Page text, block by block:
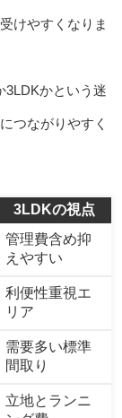
けやすくなりま
3LDKかという迷
つながりやすく
3LDKの視点
管理費含め抑
えやすい
利便性重視エ
リア
需要多い標準
間取り
立地とランニ